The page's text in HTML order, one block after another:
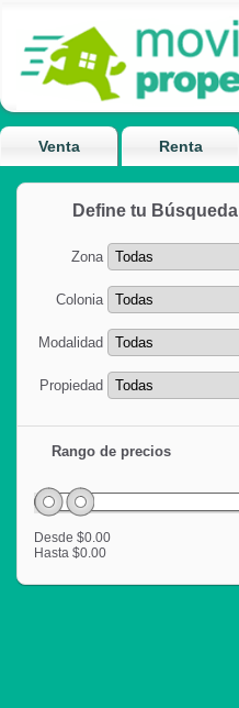
Venta Renta
Define tu Búsqueda
Zona
Colonia
Modalidad
Propiedad
Rango de precios
Desde $0.00
Hasta $0.00